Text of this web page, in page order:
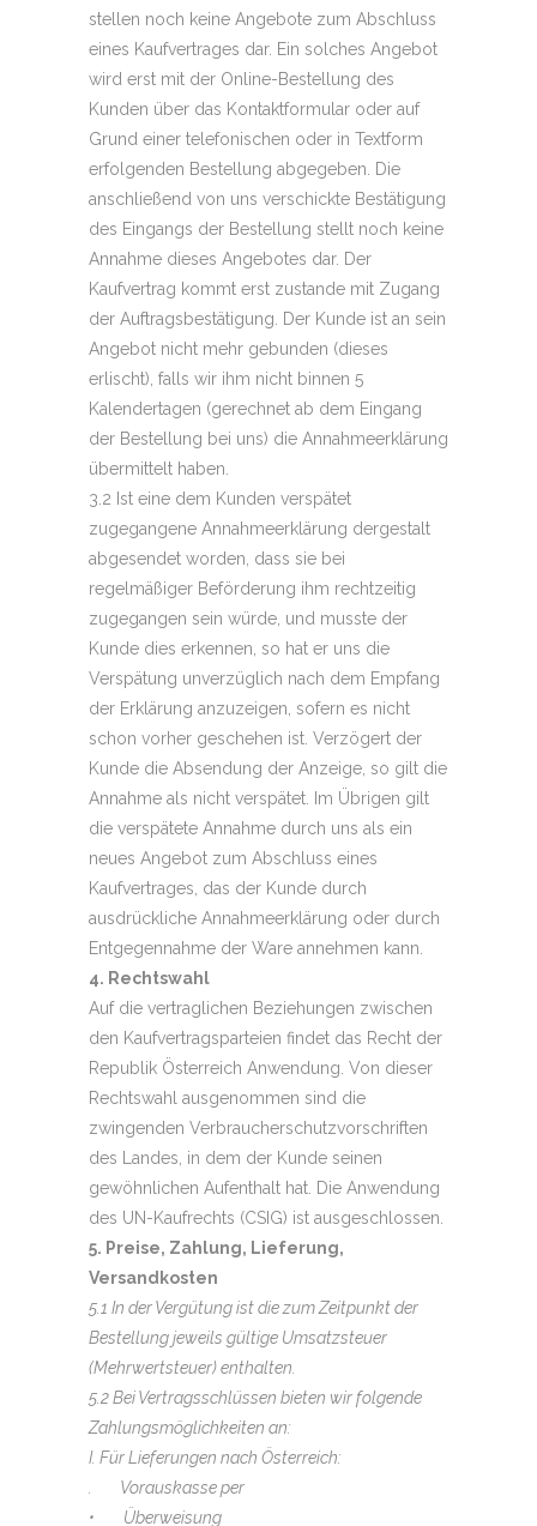
stellen noch keine Angebote zum Abschluss
eines Kaufvertrages dar. Ein solches Angebot
wird erst mit der Online-Bestellung des
Kunden über das Kontaktformular oder auf
Grund einer telefonischen oder in Textform
erfolgenden Bestellung abgegeben. Die
anschließend von uns verschickte Bestätigung
des Eingangs der Bestellung stellt noch keine
Annahme dieses Angebotes dar. Der
Kaufvertrag kommt erst zustande mit Zugang
der Auftragsbestätigung. Der Kunde ist an sein
Angebot nicht mehr gebunden (dieses
erlischt), falls wir ihm nicht binnen 5
Kalendertagen (gerechnet ab dem Eingang
der Bestellung bei uns) die Annahmeerklärung
übermittelt haben.
3.2 Ist eine dem Kunden verspätet
zugegangene Annahmeerklärung dergestalt
abgesendet worden, dass sie bei
regelmäßiger Beförderung ihm rechtzeitig
zugegangen sein würde, und musste der
Kunde dies erkennen, so hat er uns die
Verspätung unverzüglich nach dem Empfang
der Erklärung anzuzeigen, sofern es nicht
schon vorher geschehen ist. Verzögert der
Kunde die Absendung der Anzeige, so gilt die
Annahme als nicht verspätet. Im Übrigen gilt
die verspätete Annahme durch uns als ein
neues Angebot zum Abschluss eines
Kaufvertrages, das der Kunde durch
ausdrückliche Annahmeerklärung oder durch
Entgegennahme der Ware annehmen kann.
4. Rechtswahl
Auf die vertraglichen Beziehungen zwischen
den Kaufvertragsparteien findet das Recht der
Republik Österreich Anwendung. Von dieser
Rechtswahl ausgenommen sind die
zwingenden Verbraucherschutzvorschriften
des Landes, in dem der Kunde seinen
gewöhnlichen Aufenthalt hat. Die Anwendung
des UN-Kaufrechts (CSIG) ist ausgeschlossen.
5. Preise, Zahlung, Lieferung,
Versandkosten
5.1 In der Vergütung ist die zum Zeitpunkt der
Bestellung jeweils gültige Umsatzsteuer
(Mehrwertsteuer) enthalten.
5.2 Bei Vertragsschlüssen bieten wir folgende
Zahlungsmöglichkeiten an:
I. Für Lieferungen nach Österreich:
. Vorauskasse per
• Überweisung